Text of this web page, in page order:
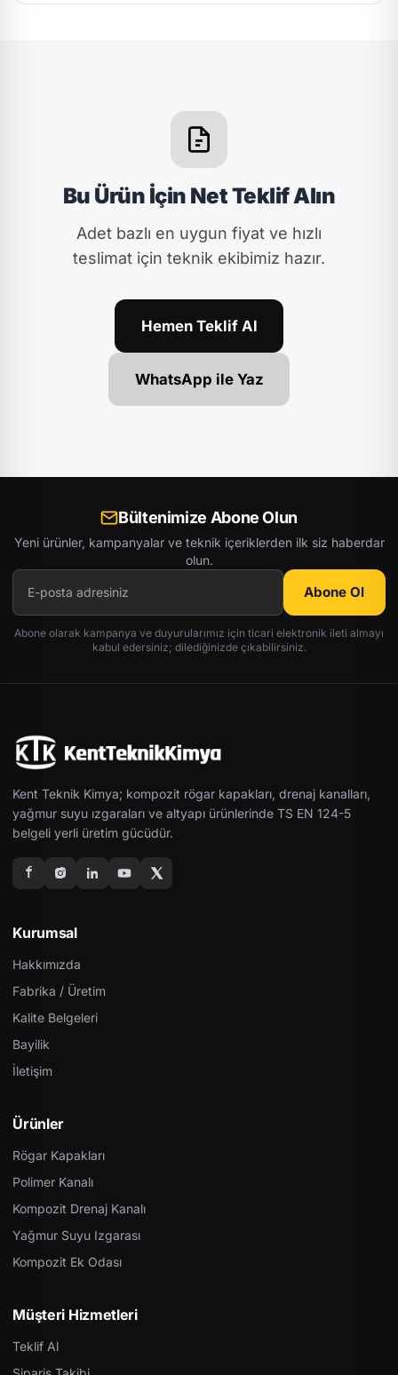
Bu Ürün İçin Net Teklif Alın
Adet bazlı en uygun fiyat ve hızlı
teslimat için teknik ekibimiz hazır.
Hemen Teklif Al
WhatsApp ile Yaz
Bültenimize Abone Olun
Yeni ürünler, kampanyalar ve teknik içeriklerden ilk siz haberdar
olun.
Abone Ol
Abone olarak kampanya ve duyurularımız için ticari elektronik ileti almayı
kabul edersiniz; dilediğinizde çıkabilirsiniz.
Kent Teknik Kimya; kompozit rögar kapakları, drenaj kanalları,
yağmur suyu ızgaraları ve altyapı ürünlerinde TS EN 124-5
belgeli yerli üretim gücüdür.
Kurumsal
Hakkımızda
Fabrika / Üretim
Kalite Belgeleri
Bayilik
İletişim
Ürünler
Rögar Kapakları
Polimer Kanalı
Kompozit Drenaj Kanalı
Yağmur Suyu Izgarası
Kompozit Ek Odası
Müşteri Hizmetleri
Teklif Al